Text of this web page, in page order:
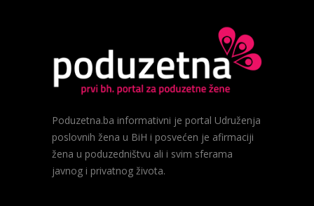
Poduzetna.ba informativni je portal Udruženja
poslovnih žena u BiH i posvećen je afirmaciji
žena u poduzedništvu ali i svim sferama
javnog i privatnog života.